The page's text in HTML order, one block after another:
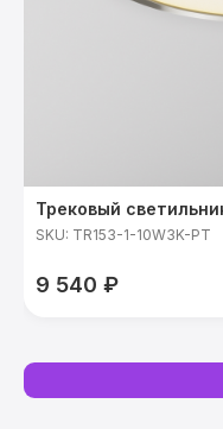
Трековый
SKU: TR153-1-10W3K-PT
9 540 ₽